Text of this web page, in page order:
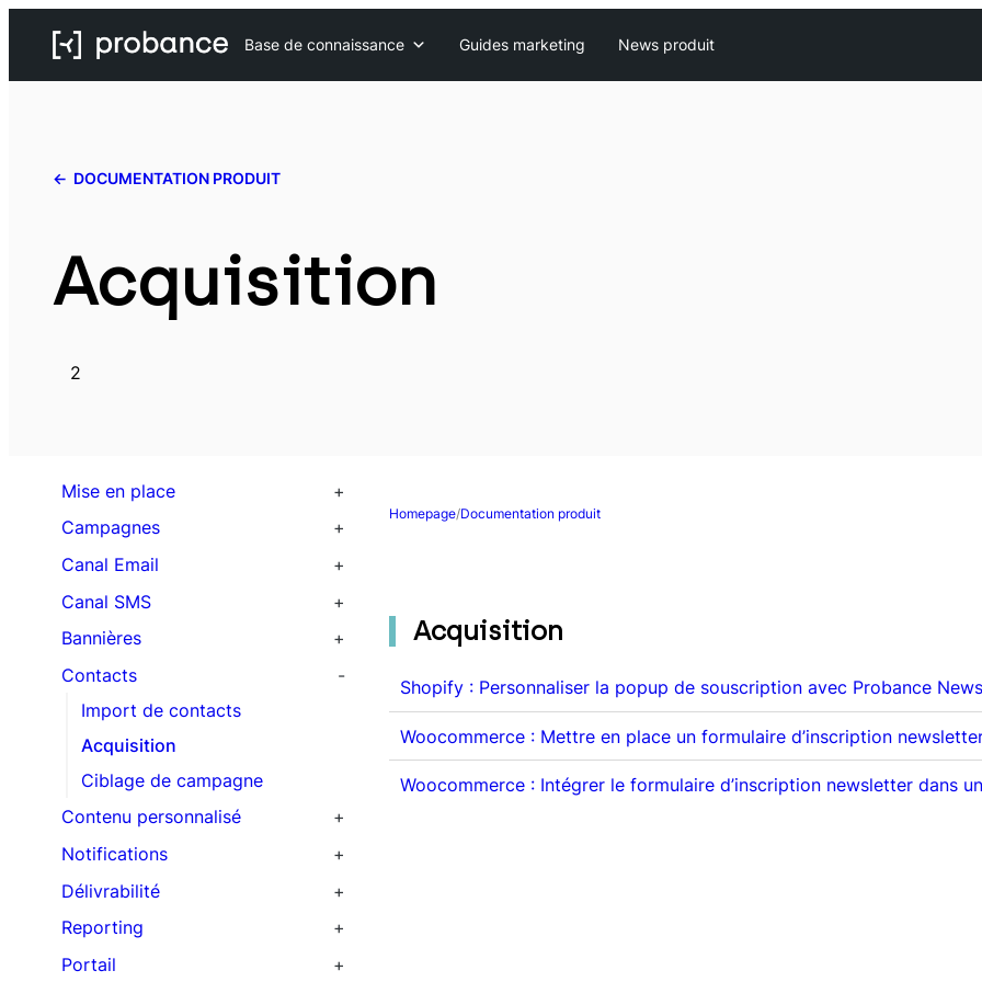
Base de connaissance Guides marketing News produit
DOCUMENTATION PRODUIT
Acquisition
2
Mise en place
Traitement des données
Intégration CMS
Intégration personnalisée
Domaine d’envoi
Réseaux sociaux
Campagnes
Scénarios automatisés
Newsletters
Pression
Campagnes transactionnelles
Canal Email
Templates
Spam score
SMTP
Canal SMS
Bannières
Contacts
Import de contacts
Acquisition
Ciblage de campagne
Contenu personnalisé
Produits
Coupons
Notifications
Notifications Web push
Notifications On-site
Délivrabilité
Reporting
Suivi des performances
Portail
Homepage/Documentation produit
Acquisition
Shopify : Personnaliser la popup de souscription avec Probance
Woocommerce : Mettre en place un formulaire d’inscription
Woocommerce : Intégrer le formulaire d’inscription newsletter dans